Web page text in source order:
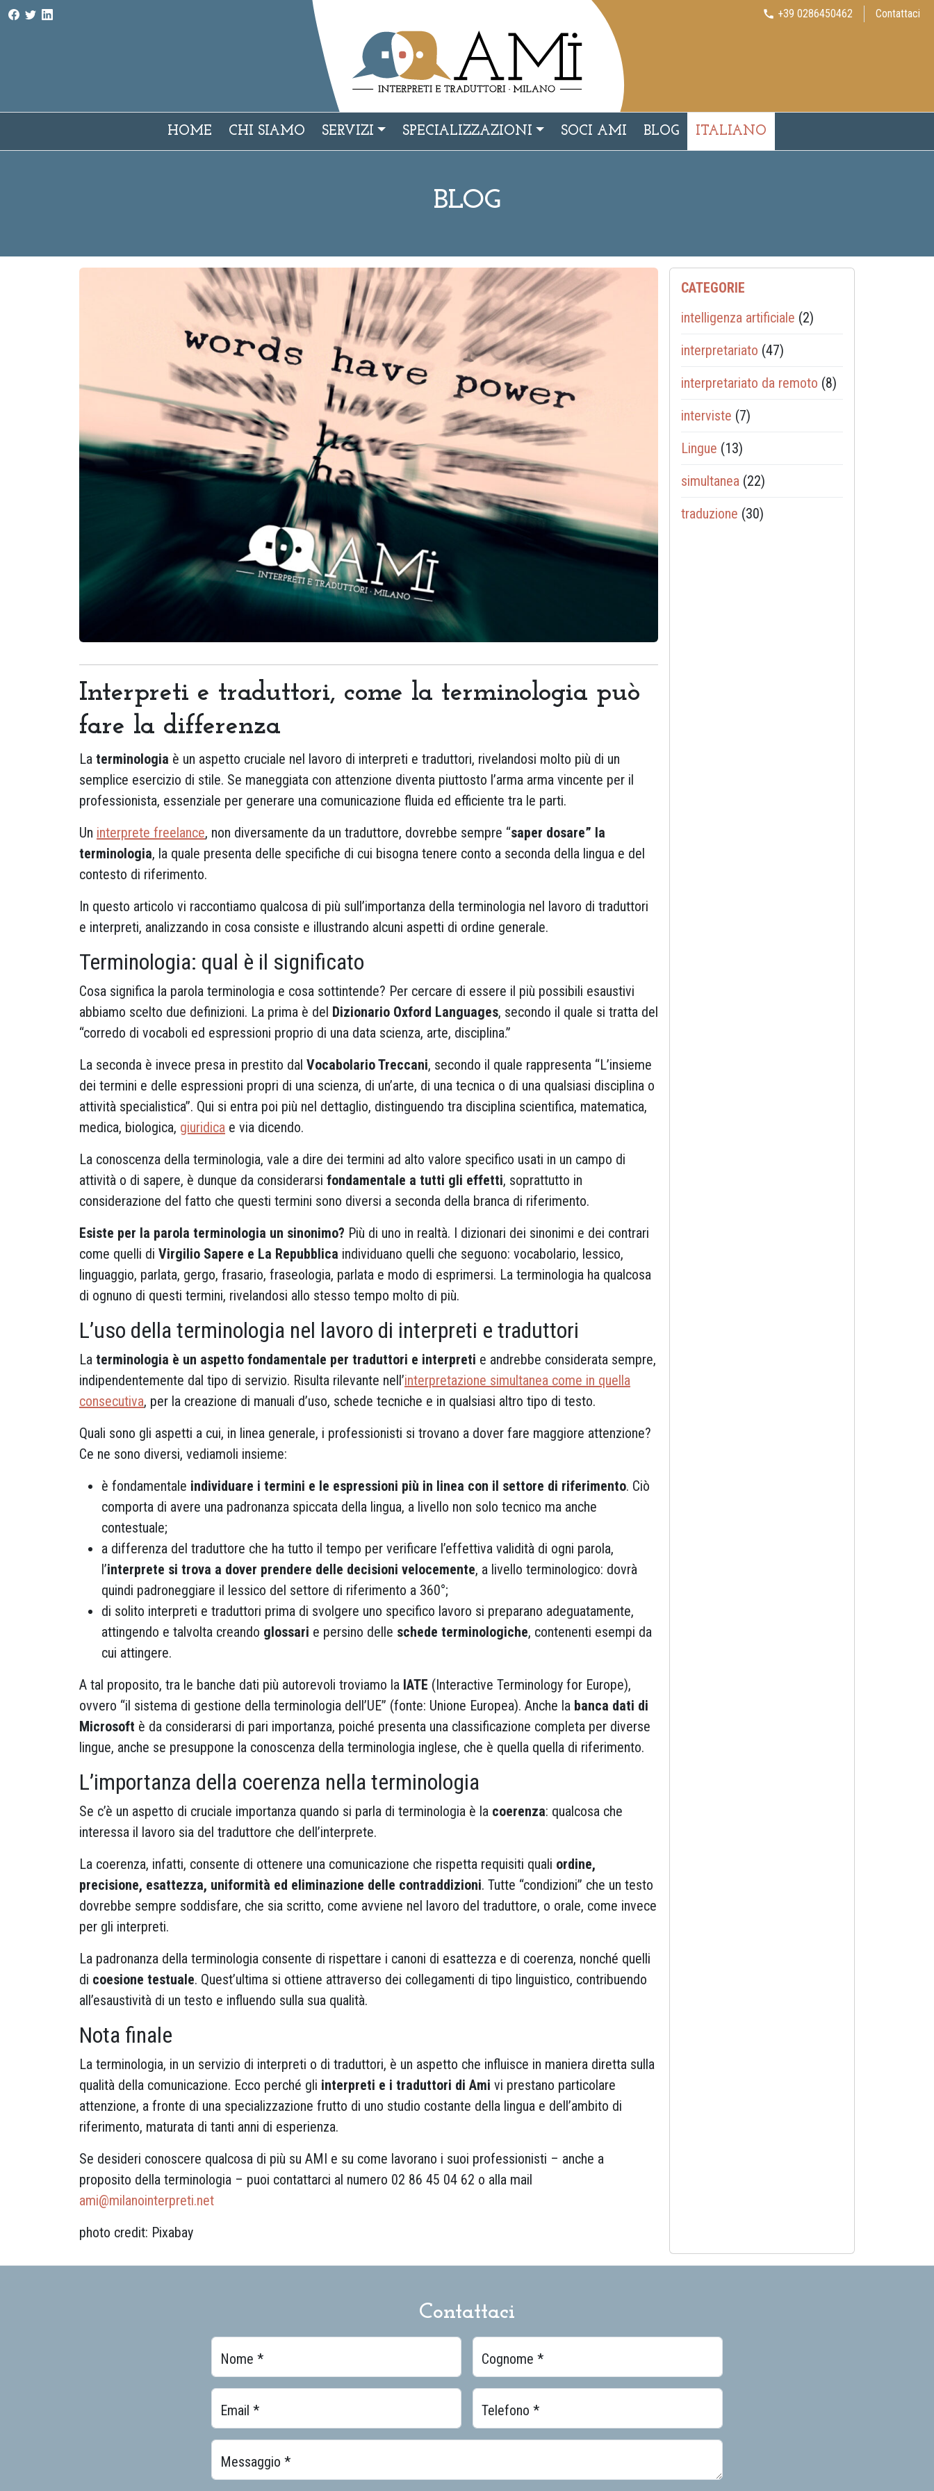
call +39 0286450462 Contattaci
HOME CHI SIAMO SERVIZI SPECIALIZZAZIONI SOCI AMI BLOG ITALIANO
BLOG
Interpreti e traduttori, come la terminologia può
fare la differenza
La terminologia è un aspetto cruciale nel lavoro di interpreti e traduttori, rivelandosi molto più di un
semplice esercizio di stile. Se maneggiata con attenzione diventa piuttosto l’arma arma vincente per il
professionista, essenziale per generare una comunicazione fluida ed efficiente tra le parti.
Un interprete freelance, non diversamente da un traduttore, dovrebbe sempre “saper dosare” la
terminologia, la quale presenta delle specifiche di cui bisogna tenere conto a seconda della lingua e del
contesto di riferimento.
In questo articolo vi raccontiamo qualcosa di più sull’importanza della terminologia nel lavoro di traduttori
e interpreti, analizzando in cosa consiste e illustrando alcuni aspetti di ordine generale.
Terminologia: qual è il significato
Cosa significa la parola terminologia e cosa sottintende? Per cercare di essere il più possibili esaustivi
abbiamo scelto due definizioni. La prima è del Dizionario Oxford Languages, secondo il quale si tratta del
“corredo di vocaboli ed espressioni proprio di una data scienza, arte, disciplina.”
La seconda è invece presa in prestito dal Vocabolario Treccani, secondo il quale rappresenta “L’insieme
dei termini e delle espressioni propri di una scienza, di un’arte, di una tecnica o di una qualsiasi disciplina o
attività specialistica”. Qui si entra poi più nel dettaglio, distinguendo tra disciplina scientifica, matematica,
medica, biologica, giuridica e via dicendo.
La conoscenza della terminologia, vale a dire dei termini ad alto valore specifico usati in un campo di
attività o di sapere, è dunque da considerarsi fondamentale a tutti gli effetti, soprattutto in
considerazione del fatto che questi termini sono diversi a seconda della branca di riferimento.
Esiste per la parola terminologia un sinonimo? Più di uno in realtà. I dizionari dei sinonimi e dei contrari
come quelli di Virgilio Sapere e La Repubblica individuano quelli che seguono: vocabolario, lessico,
linguaggio, parlata, gergo, frasario, fraseologia, parlata e modo di esprimersi. La terminologia ha qualcosa
di ognuno di questi termini, rivelandosi allo stesso tempo molto di più.
L’uso della terminologia nel lavoro di interpreti e traduttori
La terminologia è un aspetto fondamentale per traduttori e interpreti e andrebbe considerata sempre,
indipendentemente dal tipo di servizio. Risulta rilevante nell’interpretazione simultanea come in quella
consecutiva, per la creazione di manuali d’uso, schede tecniche e in qualsiasi altro tipo di testo.
Quali sono gli aspetti a cui, in linea generale, i professionisti si trovano a dover fare maggiore attenzione?
Ce ne sono diversi, vediamoli insieme:
è fondamentale individuare i termini e le espressioni più in linea con il settore di riferimento. Ciò
comporta di avere una padronanza spiccata della lingua, a livello non solo tecnico ma anche
contestuale;
a differenza del traduttore che ha tutto il tempo per verificare l’effettiva validità di ogni parola,
l’interprete si trova a dover prendere delle decisioni velocemente, a livello terminologico: dovrà
quindi padroneggiare il lessico del settore di riferimento a 360°;
di solito interpreti e traduttori prima di svolgere uno specifico lavoro si preparano adeguatamente,
attingendo e talvolta creando glossari e persino delle schede terminologiche, contenenti esempi da
cui attingere.
A tal proposito, tra le banche dati più autorevoli troviamo la IATE (Interactive Terminology for Europe),
ovvero “il sistema di gestione della terminologia dell’UE” (fonte: Unione Europea). Anche la banca dati di
Microsoft è da considerarsi di pari importanza, poiché presenta una classificazione completa per diverse
lingue, anche se presuppone la conoscenza della terminologia inglese, che è quella quella di riferimento.
L’importanza della coerenza nella terminologia
Se c’è un aspetto di cruciale importanza quando si parla di terminologia è la coerenza: qualcosa che
interessa il lavoro sia del traduttore che dell’interprete.
La coerenza, infatti, consente di ottenere una comunicazione che rispetta requisiti quali ordine,
precisione, esattezza, uniformità ed eliminazione delle contraddizioni. Tutte “condizioni” che un testo
dovrebbe sempre soddisfare, che sia scritto, come avviene nel lavoro del traduttore, o orale, come invece
per gli interpreti.
La padronanza della terminologia consente di rispettare i canoni di esattezza e di coerenza, nonché quelli
di coesione testuale. Quest’ultima si ottiene attraverso dei collegamenti di tipo linguistico, contribuendo
all’esaustività di un testo e influendo sulla sua qualità.
Nota finale
La terminologia, in un servizio di interpreti o di traduttori, è un aspetto che influisce in maniera diretta sulla
qualità della comunicazione. Ecco perché gli interpreti e i traduttori di Ami vi prestano particolare
attenzione, a fronte di una specializzazione frutto di uno studio costante della lingua e dell’ambito di
riferimento, maturata di tanti anni di esperienza.
Se desideri conoscere qualcosa di più su AMI e su come lavorano i suoi professionisti – anche a
proposito della terminologia – puoi contattarci al numero 02 86 45 04 62 o alla mail
ami@milanointerpreti.net
photo credit: Pixabay
CATEGORIE
intelligenza artificiale (2)
interpretariato (47)
interpretariato da remoto (8)
interviste (7)
Lingue (13)
simultanea (22)
traduzione (30)
Contattaci
Nome * Cognome *
Email * Telefono *
Messaggio *